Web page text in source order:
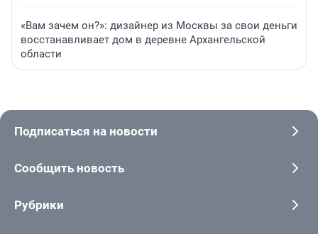
«Вам зачем он?»: дизайнер из Москвы за свои деньги
восстанавливает дом в деревне Архангельской
области
Подписаться на новости
Сообщить новость
Рубрики